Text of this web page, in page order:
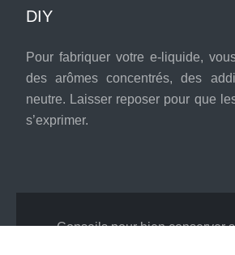
DIY
Pour fabriquer votre e-liquide,
des arômes concentrés, des
neutre. Laisser reposer pour que
s’exprimer.
Conseils pour bien conserver